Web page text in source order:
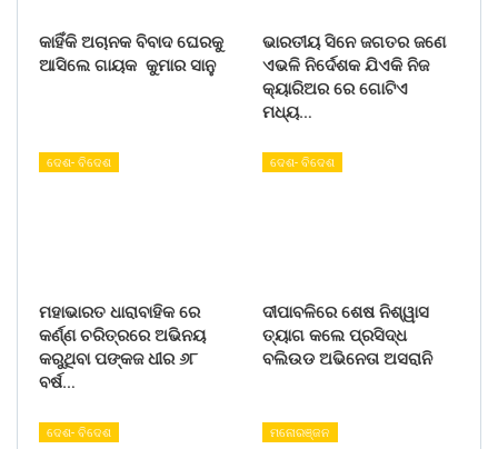
କାହିଁକି ଅଚାନକ ବିବାଦ ଘେରକୁ
ଆସିଲେ ଗାୟକ କୁମାର ସାନୁ
ଭାରତୀୟ ସିନେ ଜଗତର ଜଣେ
ଏଭଳି ନିର୍ଦେଶକ ଯିଏକି ନିଜ
କ୍ୟାରିଅର ରେ ଗୋଟିଏ
ମଧ୍ୟ…
ଦେଶ- ବିଦେଶ
ମହାଭାରତ ଧାରାବାହିକ ରେ
କର୍ଣ୍ଣ ଚରିତ୍ରରେ ଅଭିନୟ
କରୁଥିବା ପଙ୍କଜ ଧୀର ୬୮
ବର୍ଷ…
ଦେଶ- ବିଦେଶ
ଦୀପାବଳିରେ ଶେଷ ନିଶ୍ୱାସ
ତ୍ୟାଗ କଲେ ପ୍ରସିଦ୍ଧ
ବଲିଉଡ ଅଭିନେତା ଅସରାନି
ଦେଶ- ବିଦେଶ ମନୋରଞ୍ଜନ